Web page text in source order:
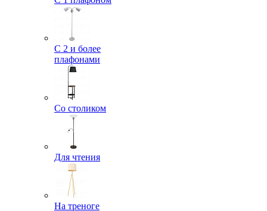
С 2 и более
плафонами
Со столиком
Для чтения
На треноге